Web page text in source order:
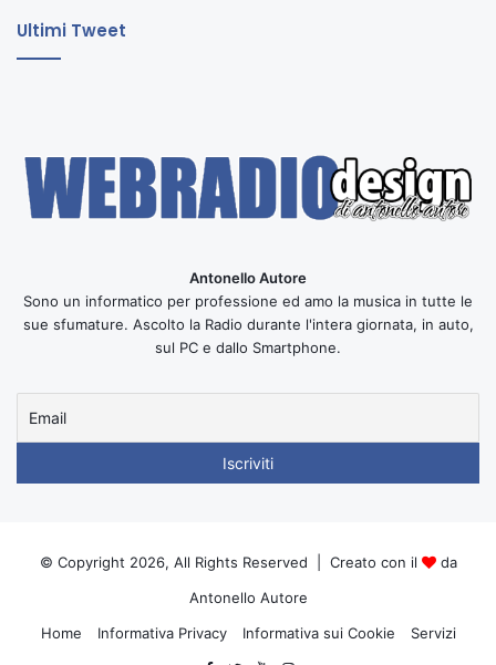
Ultimi Tweet
Antonello Autore
Sono un informatico per professione ed amo la musica in tutte le
sue sfumature. Ascolto la Radio durante l'intera giornata, in auto,
sul PC e dallo Smartphone.
© Copyright 2026, All Rights Reserved | Creato con il
da
Antonello Autore
Home
Informativa Privacy Informativa sui Cookie Servizi